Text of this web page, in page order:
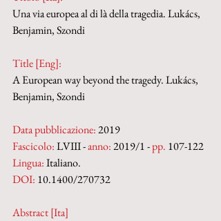
Una via europea al di là della tragedia. Lukács,
Benjamin, Szondi
Title [Eng]:
A European way beyond the tragedy. Lukács,
Benjamin, Szondi
Data pubblicazione: 2019
Fascicolo: LVIII - anno: 2019/1 - pp. 107-122
Lingua: Italiano.
DOI: 10.1400/270732
Abstract [Ita]